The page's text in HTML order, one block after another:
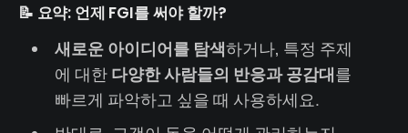
📝 요약: 언제 FGI를 써야 할까?
새로운 아이디어를 탐색하거나, 특정 주제
에 대한 다양한 사람들의 반응과 공감대를
빠르게 파악하고 싶을 때 사용하세요.